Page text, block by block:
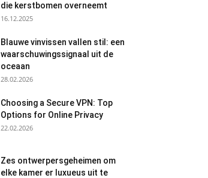
die kerstbomen overneemt
16.12.2025
Blauwe vinvissen vallen stil: een
waarschuwingssignaal uit de
oceaan
28.02.2026
Choosing a Secure VPN: Top
Options for Online Privacy
22.02.2026
Zes ontwerpersgeheimen om
elke kamer er luxueus uit te